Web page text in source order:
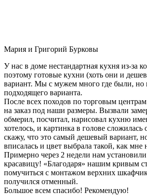
Мария и Григорий Бурковы
У нас в доме нестандартная кухня из-за
поэтому готовые кухни (хоть они и
вариант. Мы с мужем много где были, но
подходящего варианта.
После всех походов по торговым
на заказ под наши размеры. Вызвали
обмерил, посчитал, нарисовал кухню
хотелось, и картинка в голове сложилась
скажу, что это самый дешевый вариант,
вписалась и цвет выбрала такой, как мне
Примерно через 2 недели нам
красавицу! «Благодаря» нашим кривым
помучиться с монтажом верхних
получился отменный.
Большое всем спасибо! Рекомендую!